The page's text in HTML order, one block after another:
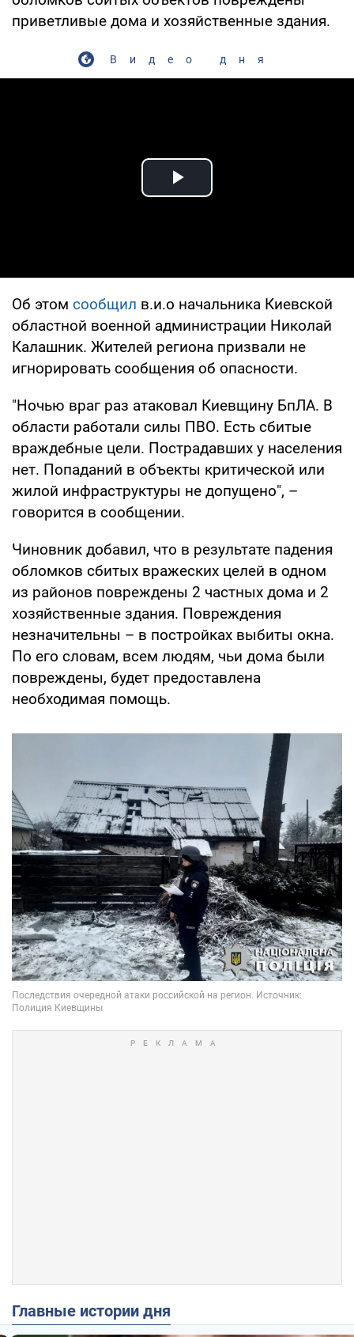
приветливые дома и хозяйственные здания.
Видео дня
Play Video
Об этом сообщил в.и.о начальника Киевской
областной военной администрации Николай
Калашник. Жителей региона призвали не
игнорировать сообщения об опасности.
"Ночью враг раз атаковал Киевщину БпЛА. В
области работали силы ПВО. Есть сбитые
враждебные цели. Пострадавших у населения
нет. Попаданий в объекты критической или
жилой инфраструктуры не допущено", –
говорится в сообщении.
Чиновник добавил, что в результате падения
обломков сбитых вражеских целей в одном
из районов повреждены 2 частных дома и 2
хозяйственные здания. Повреждения
незначительны – в постройках выбиты окна.
По его словам, всем людям, чьи дома были
повреждены, будет предоставлена
необходимая помощь.
Главные истории дня